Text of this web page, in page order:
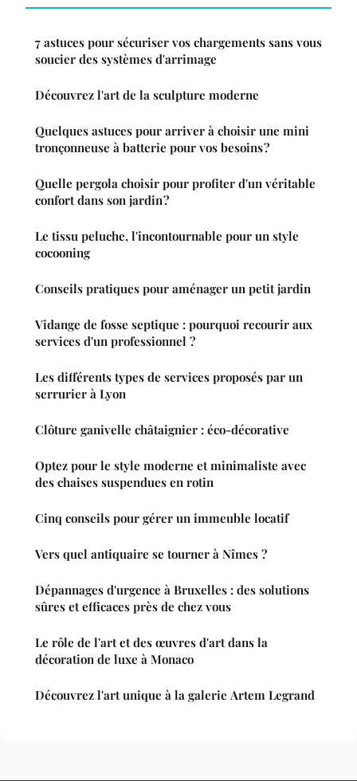
7 astuces pour sécuriser vos chargements sans vous
soucier des systèmes d'arrimage
Découvrez l'art de la sculpture moderne
Quelques astuces pour arriver à choisir une mini
tronçonneuse à batterie pour vos besoins ?
Quelle pergola choisir pour profiter d'un véritable
confort dans son jardin ?
Le tissu peluche, l'incontournable pour un style
cocooning
Conseils pratiques pour aménager un petit jardin
Vidange de fosse septique : pourquoi recourir aux
services d'un professionnel ?
Les différents types de services proposés par un
serrurier à Lyon
Clôture ganivelle châtaignier : éco-décorative
Optez pour le style moderne et minimaliste avec
des chaises suspendues en rotin
Cinq conseils pour gérer un immeuble locatif
Vers quel antiquaire se tourner à Nîmes ?
Dépannages d'urgence à Bruxelles : des solutions
sûres et efficaces près de chez vous
Le rôle de l'art et des œuvres d'art dans la
décoration de luxe à Monaco
Découvrez l'art unique à la galerie Artem Legrand